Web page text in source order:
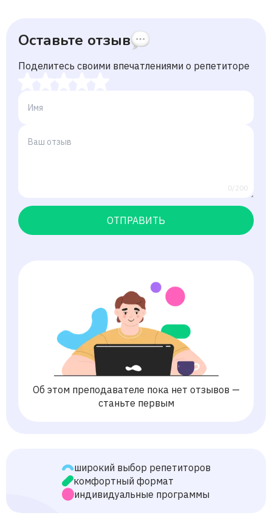
Оставьте отзыв
Поделитесь своими впечатлениями о репетиторе
0/200
ОТПРАВИТЬ
Об этом преподавателе пока нет отзывов —
станьте первым
широкий выбор репетиторов
комфортный формат
индивидуальные программы